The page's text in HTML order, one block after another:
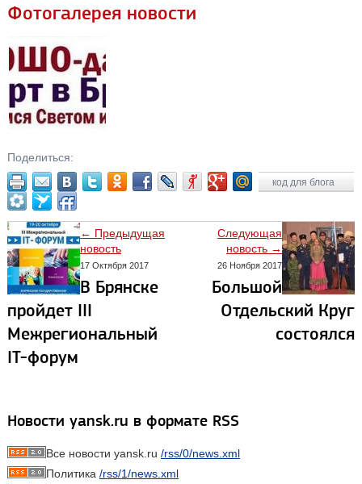
Фотогалерея новости
Поделиться:
код для блога
← Предыдущая
новость
17 Октября 2017
В Брянске
пройдет III
Межрегиональный
IT-форум
Следующая
новость →
26 Ноября 2017
Большой
Отдельский Круг
состоялся
Новости yansk.ru в формате RSS
Все новости yansk.ru /rss/0/news.xml
Политика /rss/1/news.xml